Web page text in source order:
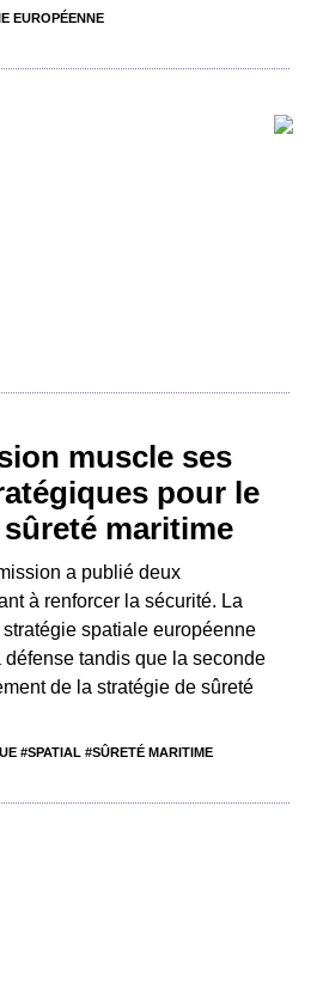
EUROPÉENNE
muscle ses
pour le
maritime
a publié deux
à renforcer la sécurité. La
spatiale européenne
défense tandis que la seconde
de la stratégie de sûreté
#SPATIAL #SÛRETÉ MARITIME